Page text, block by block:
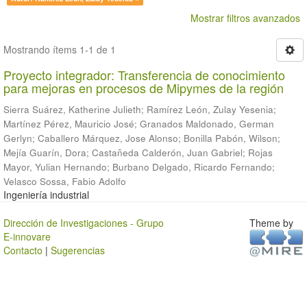
Mostrar filtros avanzados
Mostrando ítems 1-1 de 1
Proyecto integrador: Transferencia de conocimiento
para mejoras en procesos de Mipymes de la región
Sierra Suárez, Katherine Julieth; Ramírez León, Zulay Yesenia;
Martínez Pérez, Mauricio José; Granados Maldonado, German
Gerlyn; Caballero Márquez, Jose Alonso; Bonilla Pabón, Wilson;
Mejía Guarín, Dora; Castañeda Calderón, Juan Gabriel; Rojas
Mayor, Yulian Hernando; Burbano Delgado, Ricardo Fernando;
Velasco Sossa, Fabio Adolfo
Ingeniería industrial
Dirección de Investigaciones - Grupo
E-innovare
Contacto | Sugerencias
Theme by